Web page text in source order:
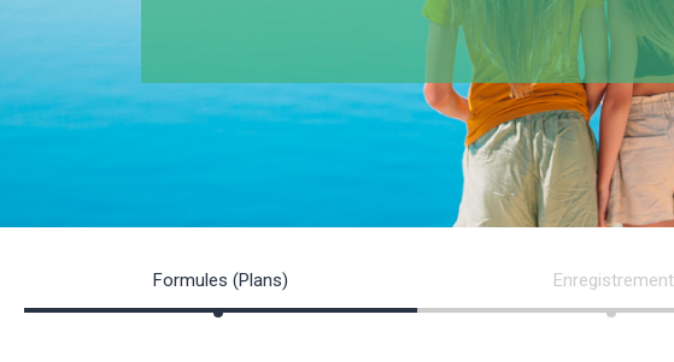
Formules (Plans) Enregistrement